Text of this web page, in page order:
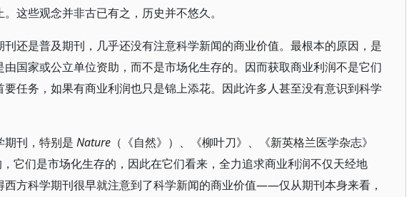
这些观念并非古已有之，历史并不悠久。
刊还是普及期刊，几乎还没有注意科学新闻的商业价值。最根本的原因，是
国家或公立单位资助，而不是市场化生存的。因而获取商业利润不是它们
任务，如果有商业利润也只是锦上添花。因此许多人甚至没有意识到科学
期刊，特别是 Nature （《自然》）、《柳叶刀》、《新英格兰医学杂志》
它们是市场化生存的，因此在它们看来，全力追求商业利润不仅天经地
西方科学期刊很早就注意到了科学新闻的商业价值——仅从期刊本身来看，